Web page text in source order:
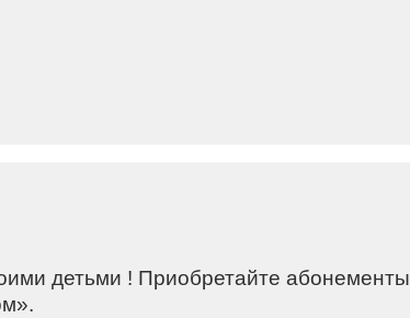
детьми ! Приобретайте абонементы
⠀